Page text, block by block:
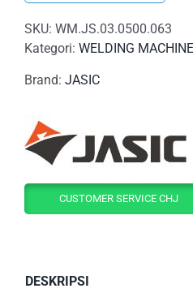
SKU: WM.JS.03.0500.063
Kategori: WELDING MACHINE
Brand: JASIC
CUSTOMER SERVICE CHJ
DESKRIPSI